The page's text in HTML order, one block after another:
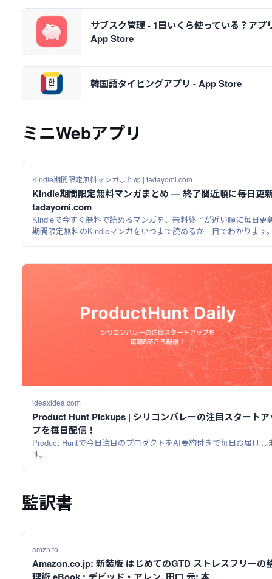
サブスク管理 - 1日いくら使っている？アプ
App Store
韓国語タイピングアプリ - App Store
ミニWebアプリ
Kindle期間限定無料マンガまとめ | tadayomi.com
Kindle期間限定無料マンガまとめ — 終了間近順に毎日更
tadayomi.com
Kindleで今すぐ無料で読めるマンガを、無料終了が近い順に毎日更
期間限定無料のKindleマンガをいつまで読めるか一目でわかります
ideaxidea.com
Product Hunt Pickups | シリコンバレーの注目スタートア
プを毎日配信！
Product Huntで今日注目のプロダクトをAI要約付きで毎日お届けし
す。
監訳書
amzn.to
Amazon.co.jp: 新装版 はじめてのGTD ストレスフリーの
理術 eBook : デビッド・アレン, 田口 元: 本